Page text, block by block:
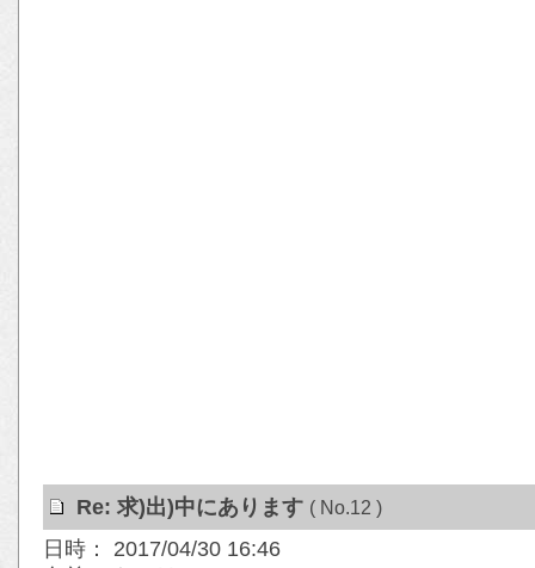
Re: 求)出)中にあります ( No.12 )
日時： 2017/04/30 16:46